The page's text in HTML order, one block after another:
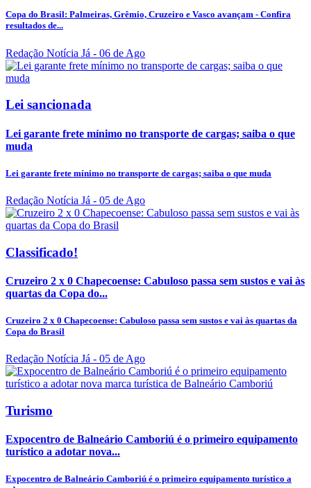
Copa do Brasil: Palmeiras, Grêmio, Cruzeiro e Vasco avançam - Confira
resultados de...
Redação Notícia Já - 06 de Ago
Lei sancionada
Lei garante frete mínimo no transporte de cargas; saiba o que
muda
Lei garante frete mínimo no transporte de cargas; saiba o que muda
Redação Notícia Já - 05 de Ago
Classificado!
Cruzeiro 2 x 0 Chapecoense: Cabuloso passa sem sustos e vai às
quartas da Copa do...
Cruzeiro 2 x 0 Chapecoense: Cabuloso passa sem sustos e vai às quartas da
Copa do Brasil
Redação Notícia Já - 05 de Ago
Turismo
Expocentro de Balneário Camboriú é o primeiro equipamento
turístico a adotar nova...
Expocentro de Balneário Camboriú é o primeiro equipamento turístico a